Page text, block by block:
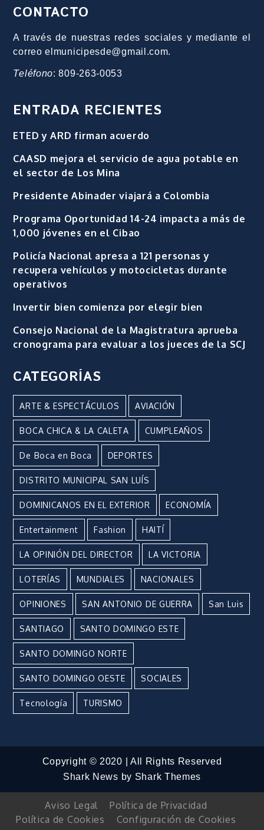
CONTACTO
A través de nuestras redes sociales y mediante el
correo elmunicipesde@gmail.com.
Teléfono: 809-263-0053
ENTRADA RECIENTES
ETED y ARD firman acuerdo
CAASD mejora el servicio de agua potable en
el sector de Los Mina
Presidente Abinader viajará a Colombia
Programa Oportunidad 14-24 impacta a más de
1,000 jóvenes en el Cibao
Policía Nacional apresa a 121 personas y
recupera vehículos y motocicletas durante
operativos
Invertir bien comienza por elegir bien
Consejo Nacional de la Magistratura aprueba
cronograma para evaluar a los jueces de la SCJ
CATEGORÍAS
ARTE & ESPECTÁCULOS AVIACIÓN
BOCA CHICA & LA CALETA CUMPLEAÑOS
De Boca en Boca DEPORTES
DISTRITO MUNICIPAL SAN LUÍS
DOMINICANOS EN EL EXTERIOR ECONOMÍA
Entertainment Fashion HAITÍ
LA OPINIÓN DEL DIRECTOR LA VICTORIA
LOTERÍAS MUNDIALES NACIONALES
OPINIONES SAN ANTONIO DE GUERRA San Luis
SANTIAGO SANTO DOMINGO ESTE
SANTO DOMINGO NORTE
SANTO DOMINGO OESTE SOCIALES
Tecnología TURISMO
Copyright © 2020 | All Rights Reserved
Shark News by Shark Themes
Aviso Legal
Política de Privacidad
Política de Cookies
Configuración de Cookies